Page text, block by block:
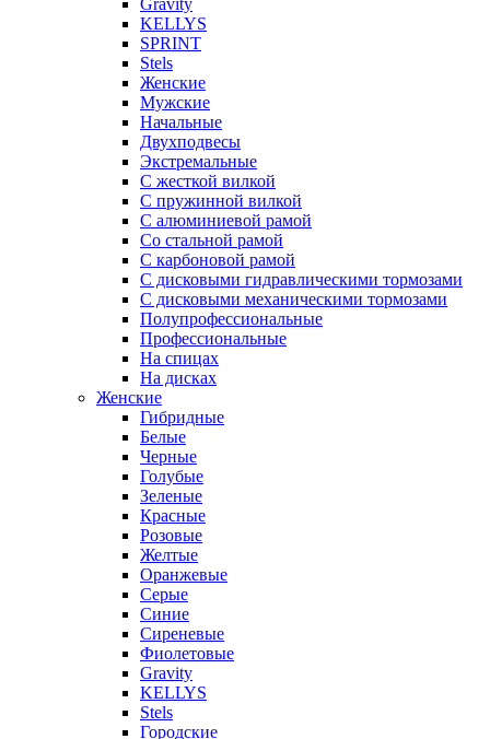
KELLYS
SPRINT
Stels
Женские
Мужские
Начальные
Двухподвесы
Экстремальные
С жесткой вилкой
С пружинной вилкой
С алюминиевой рамой
Со стальной рамой
С карбоновой рамой
С дисковыми гидравлическими тормозами
С дисковыми механическими тормозами
Полупрофессиональные
Профессиональные
На спицах
На дисках
Женские
Гибридные
Белые
Черные
Голубые
Зеленые
Красные
Розовые
Желтые
Оранжевые
Серые
Синие
Сиреневые
Фиолетовые
Gravity
KELLYS
Stels
Городские